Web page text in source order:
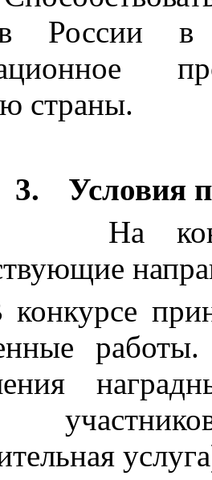
России в
страны.
3.
Условия
На
конкурсе